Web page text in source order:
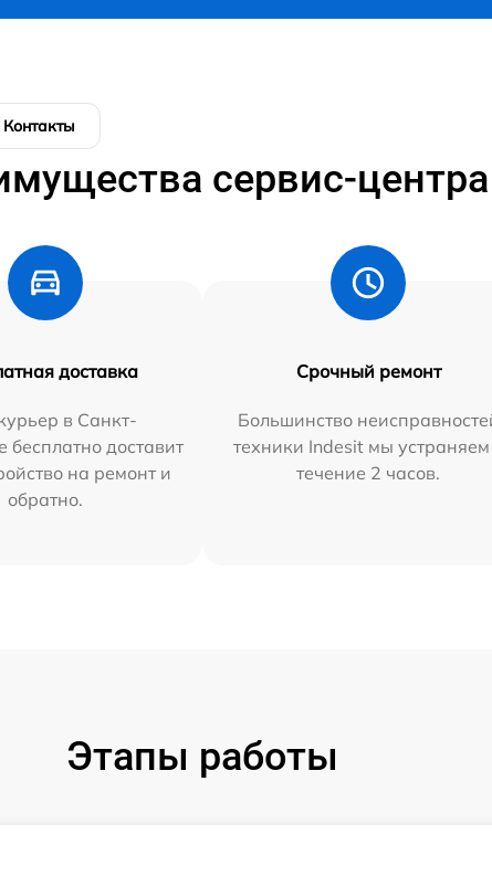
Контакты
сервис-центра
доставка
в Санкт-
бесплатно доставит
на ремонт и
обратно.
Срочный ремонт
Большинство
техники Indesit мы устраняем
течение 2 часов.
Этапы работы